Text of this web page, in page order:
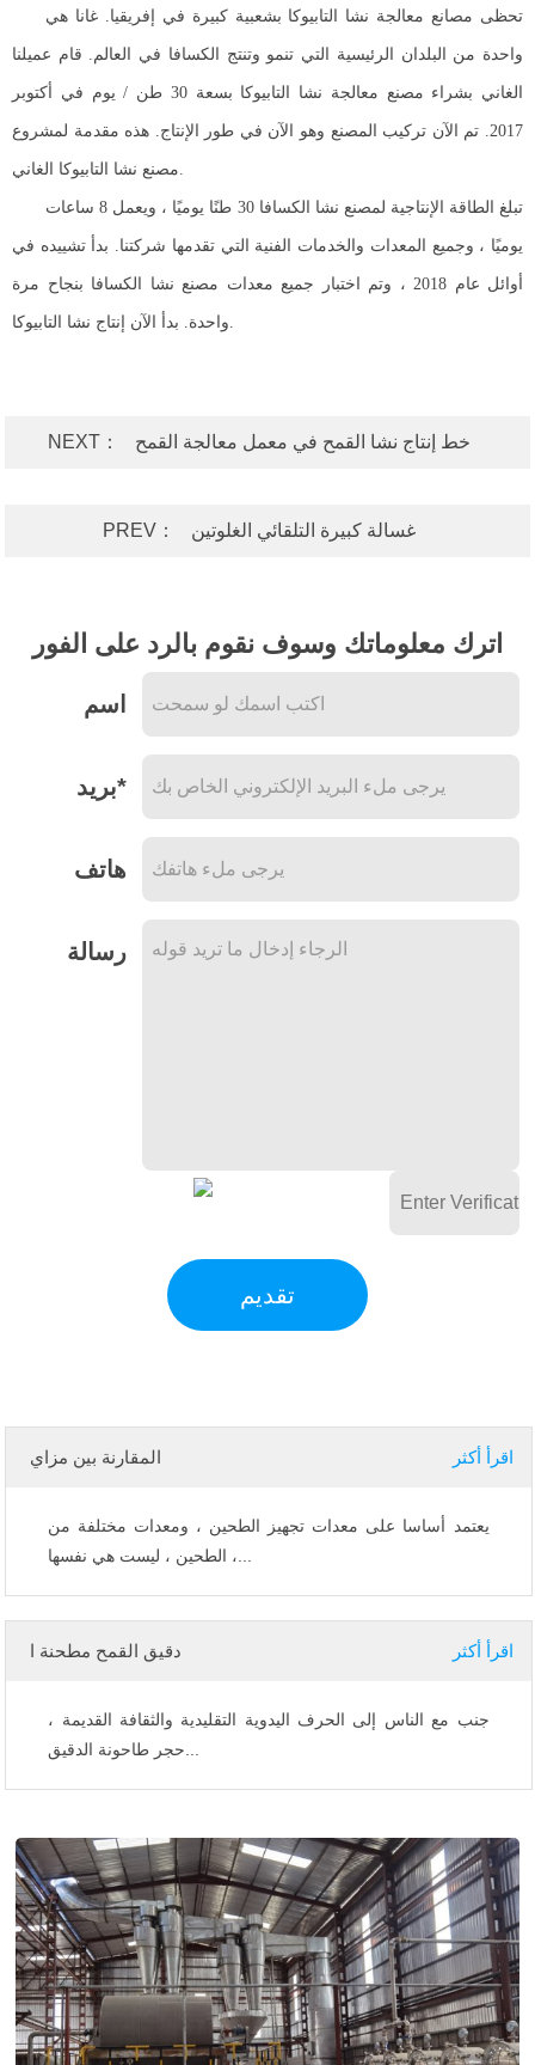
تحظى مصانع معالجة نشا التابيوكا بشعبية كبيرة في إفريقيا. غانا هي
واحدة من البلدان الرئيسية التي تنمو وتنتج الكسافا في العالم. قام عميلنا
الغاني بشراء مصنع معالجة نشا التابيوكا بسعة 30 طن / يوم في أكتوبر
2017. تم الآن تركيب المصنع وهو الآن في طور الإنتاج. هذه مقدمة لمشروع
مصنع نشا التابيوكا الغاني.
تبلغ الطاقة الإنتاجية لمصنع نشا الكسافا 30 طنًا يوميًا ، ويعمل 8 ساعات
يوميًا ، وجميع المعدات والخدمات الفنية التي تقدمها شركتنا. بدأ تشييده في
أوائل عام 2018 ، وتم اختبار جميع معدات مصنع نشا الكسافا بنجاح مرة
واحدة. بدأ الآن إنتاج نشا التابيوكا.
NEXT： خط إنتاج نشا القمح في معمل معالجة القمح
PREV： غسالة كبيرة التلقائي الغلوتين
اترك معلوماتك وسوف نقوم بالرد على الفور
اسم
بريد*
هاتف
رسالة
المقارنة بين مزاي اقرأ أكثر
يعتمد أساسا على معدات تجهيز الطحين ، ومعدات مختلفة من
الطحين ، ليست هي نفسها ،...
دقيق القمح مطحنة ا اقرأ أكثر
جنب مع الناس إلى الحرف اليدوية التقليدية والثقافة القديمة ،